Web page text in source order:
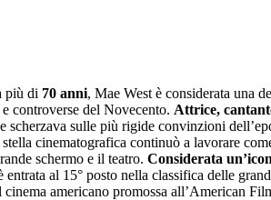
più di 70 anni, Mae West è considerata una
controverse del Novecento. Attrice,
scherzava sulle più rigide convinzioni
cinematografica continuò a lavorare
schermo e il teatro. Considerata
entrata al 15° posto nella classifica delle
americano promossa all’American